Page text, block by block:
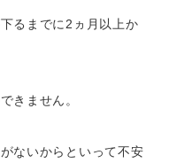
るまでに2ヵ月以上か
きません。
ないからといって不安